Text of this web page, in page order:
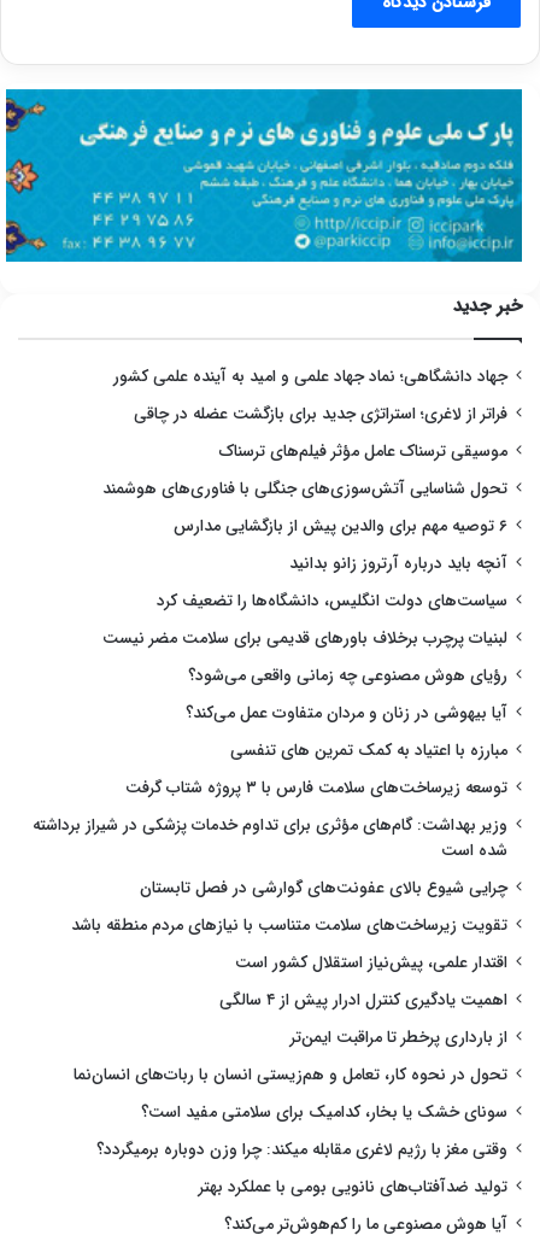
خبر جدید
جهاد دانشگاهی؛ نماد جهاد علمی و امید به آینده علمی کشور
فراتر از لاغری؛ استراتژی جدید برای بازگشت عضله در چاقی
موسیقی ترسناک عامل مؤثر فیلم‌های ترسناک
تحول شناسایی آتش‌سوزی‌های جنگلی با فناوری‌های هوشمند
۶ توصیه مهم برای والدین پیش از بازگشایی مدارس
آنچه باید درباره آرتروز زانو بدانید
سیاست‌های دولت انگلیس، دانشگاه‌ها را تضعیف کرد
لبنیات پرچرب برخلاف باورهای قدیمی برای سلامت مضر نیست
رؤیای هوش مصنوعی چه زمانی واقعی می‌شود؟
آیا بیهوشی در زنان و مردان متفاوت عمل می‌کند؟
مبارزه با اعتیاد به کمک تمرین های تنفسی
توسعه زیرساخت‌های سلامت فارس با ۳ پروژه شتاب گرفت
وزیر بهداشت: گام‌های مؤثری برای تداوم خدمات پزشکی در شیراز برداشته
شده است
چرایی شیوع بالای عفونت‌های گوارشی در فصل تابستان
تقویت زیرساخت‌های سلامت متناسب با نیازهای مردم منطقه باشد
اقتدار علمی، پیش‌نیاز استقلال کشور است
اهمیت یادگیری کنترل ادرار پیش از ۴ سالگی
از بارداری پرخطر تا مراقبت ایمن‌تر
تحول در نحوه کار، تعامل و هم‌زیستی انسان با ربات‌های انسان‌نما
سونای خشک یا بخار، کدامیک برای سلامتی مفید است؟
وقتی مغز با رژیم لاغری مقابله میکند: چرا وزن دوباره برمیگردد؟
تولید ضدآفتاب‌های نانویی بومی با عملکرد بهتر
آیا هوش مصنوعی ما را کم‌هوش‌تر می‌کند؟